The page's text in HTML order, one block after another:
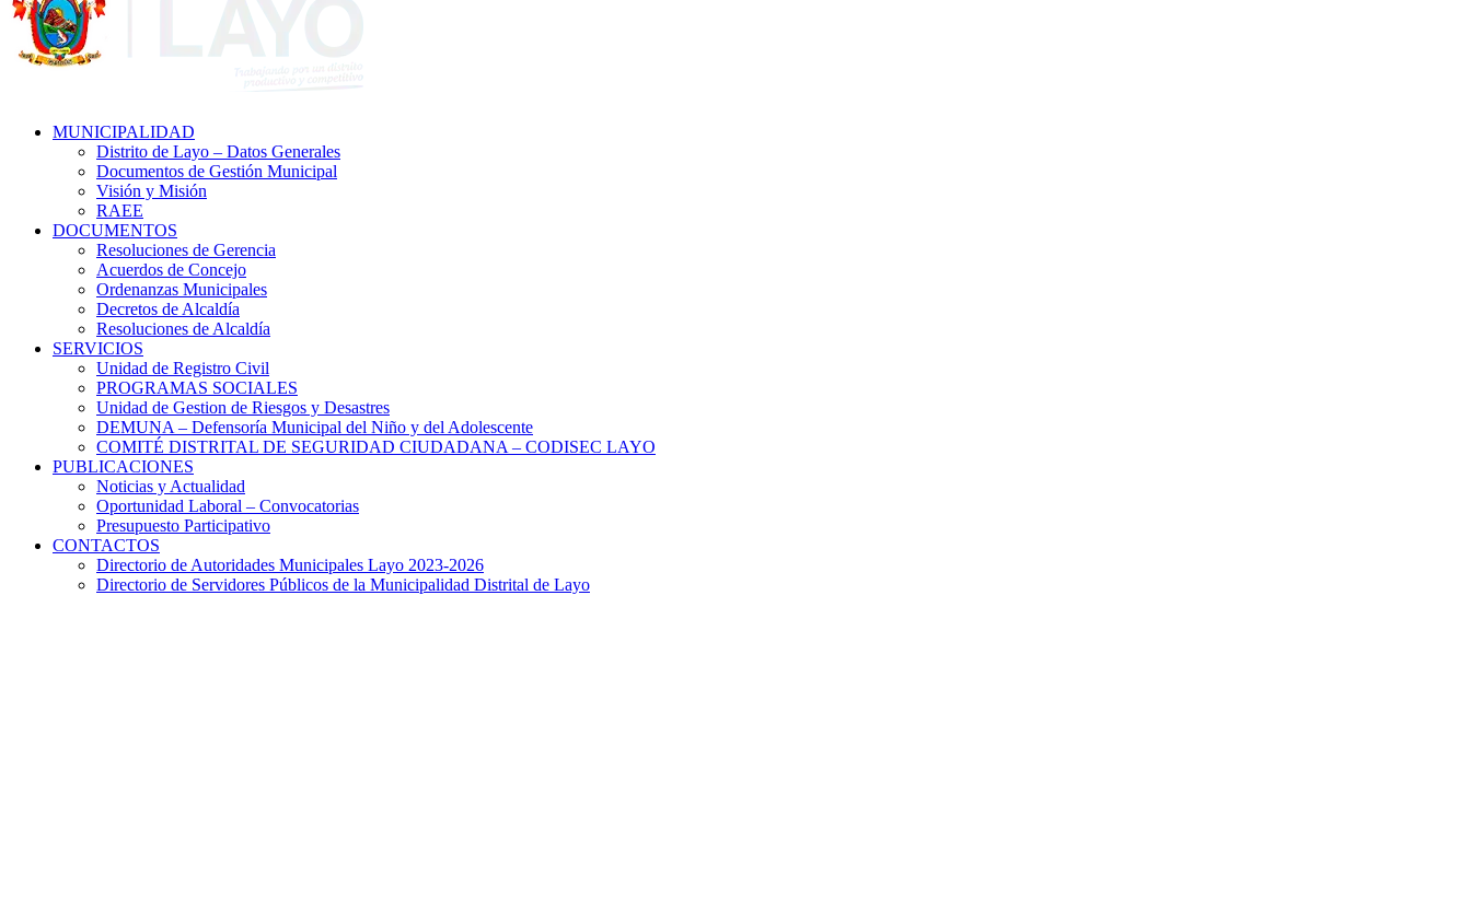
MUNICIPALIDAD
Distrito de Layo – Datos Generales
Documentos de Gestión Municipal
Visión y Misión
RAEE
DOCUMENTOS
Resoluciones de Gerencia
Acuerdos de Concejo
Ordenanzas Municipales
Decretos de Alcaldía
Resoluciones de Alcaldía
SERVICIOS
Unidad de Registro Civil
PROGRAMAS SOCIALES
Unidad de Gestion de Riesgos y Desastres
DEMUNA – Defensoría Municipal del Niño y del Adolescente
COMITÉ DISTRITAL DE SEGURIDAD CIUDADANA – CODISEC LAYO
PUBLICACIONES
Noticias y Actualidad
Oportunidad Laboral – Convocatorias
Presupuesto Participativo
CONTACTOS
Directorio de Autoridades Municipales Layo 2023-2026
Directorio de Servidores Públicos de la Municipalidad Distrital de Layo